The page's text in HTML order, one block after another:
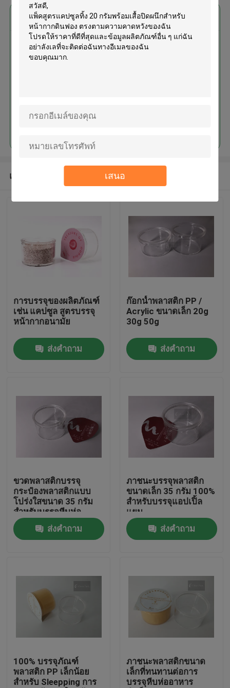
เสนอ
สินค้า
เกี่ยวกับเรา
ทัวร์โรงงาน
ฝาขวดพลาสติก
এর সেরা মূল্য পান
แพ็คสูตรแคปซูลทิ้ง 20 กรัมพร้อม
แนะนำผลิตภัณฑ์
การบรรจุของผลิตภัณฑ์
เช่น แคปซูล สูตรบรรจุ
หน้ากากอนามัย
ส่งคำถาม
ก๊อกน้ำพลาสติก PP /
Acrylic ขนาดเล็ก 20g
30g 50g
ส่งคำถาม
ขวดพลาสติกบรรจุ
กระป๋องพลาสติกแบบ
โปร่งใสขนาด 35 กรัม
สำหรับบรรจุหีบห่อ
ส่งคำถาม
ภาชนะบรรจุพลาสติก
ขนาดเล็ก 35 กรัม 100%
สำหรับบรรจุแอปเปิ้ล
แยม
ส่งคำถาม
100% บรรจุภัณฑ์
พลาสติก PP เล็กน้อย
สำหรับ Sleepping การ
ภาชนะพลาสติกขนาด
เล็กที่ทนทานต่อการ
บรรจุหีบห่ออาหาร